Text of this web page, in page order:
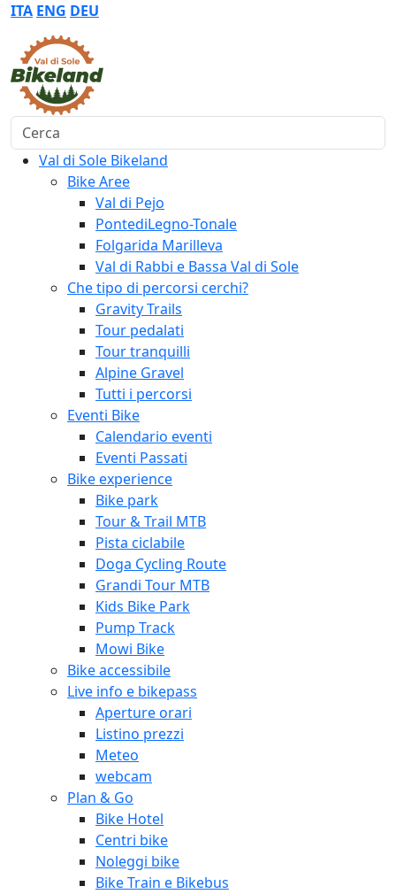
ITA ENG DEU
Cerca
Val di Sole Bikeland
Bike Aree
Val di Pejo
PontediLegno-Tonale
Folgarida Marilleva
Val di Rabbi e Bassa Val di Sole
Che tipo di percorsi cerchi?
Gravity Trails
Tour pedalati
Tour tranquilli
Alpine Gravel
Tutti i percorsi
Eventi Bike
Calendario eventi
Eventi Passati
Bike experience
Bike park
Tour & Trail MTB
Pista ciclabile
Doga Cycling Route
Grandi Tour MTB
Kids Bike Park
Pump Track
Mowi Bike
Bike accessibile
Live info e bikepass
Aperture orari
Listino prezzi
Meteo
webcam
Plan & Go
Bike Hotel
Centri bike
Noleggi bike
Bike Train e Bikebus